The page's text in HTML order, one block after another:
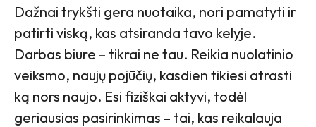
Dažnai trykšti gera nuotaika, nori pamatyti ir
patirti viską, kas atsiranda tavo kelyje.
Darbas biure – tikrai ne tau. Reikia nuolatinio
veiksmo, naujų pojūčių, kasdien tikiesi atrasti
ką nors naujo. Esi fiziškai aktyvi, todėl
geriausias pasirinkimas – tai, kas reikalauja